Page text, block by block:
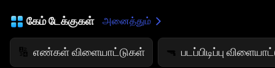
கேம் டேக்குகள் அனைத்தும்
🔢 எண்கள் விளையாட்டுகள் 🔫 படப்பிடிப்பு